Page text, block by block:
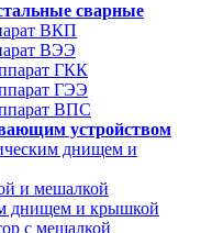
сварные
ВКП
ВЭЭ
ГКК
ГЭЭ
ВПС
устройством
днищем и
и мешалкой
днищем и крышкой
с мешалкой